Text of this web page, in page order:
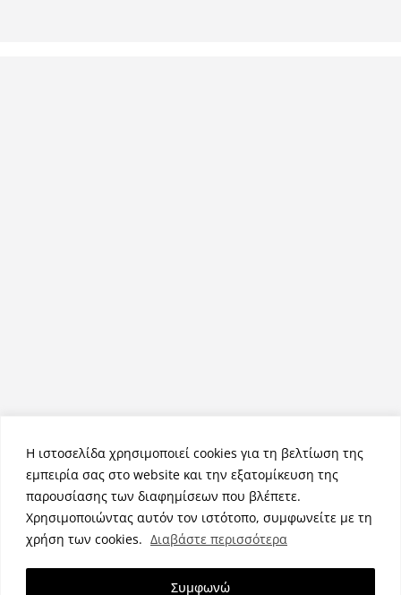
Η ιστοσελίδα χρησιμοποιεί cookies για τη βελτίωση της
εμπειρία σας στο website και την εξατομίκευση της
παρουσίασης των διαφημίσεων που βλέπετε.
Χρησιμοποιώντας αυτόν τον ιστότοπο, συμφωνείτε με τη
χρήση των cookies. Διαβάστε περισσότερα
Συμφωνώ
Πνευματικά Δικαιώματα © 2026NemeaPress. Τα πνευματικά
δικαιώματα προστατεύονται.
Θέμα:ColorMagαπό ThemeGrill. Κατασκευασμένο με
WordPress